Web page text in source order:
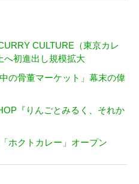
CULTURE（東京カレ
へ初進出し規模拡大
の骨董マーケット」幕末の偉
『りんごとみるく、それか
ホクトカレー」オープン